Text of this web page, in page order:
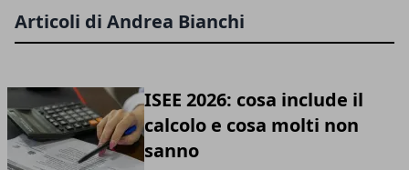
Articoli di Andrea Bianchi
ISEE 2026: cosa include il
calcolo e cosa molti non
sanno